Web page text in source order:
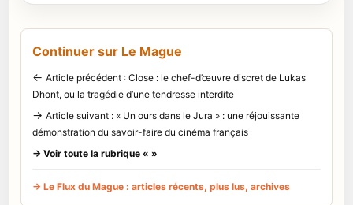
Continuer sur Le Mague
← Article précédent : Close : le chef-d’œuvre discret de Lukas
Dhont, ou la tragédie d’une tendresse interdite
→ Article suivant : « Un ours dans le Jura » : une réjouissante
démonstration du savoir-faire du cinéma français
→ Voir toute la rubrique « »
→ Le Flux du Mague : articles récents, plus lus, archives